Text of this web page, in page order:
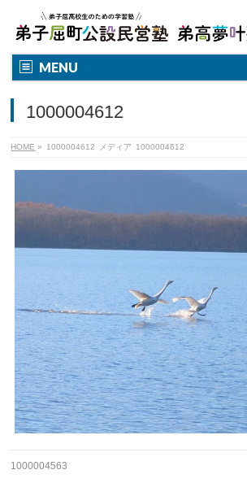
MENU
1000004612
HOME » 1000004612 メディア 1000004612
1000004563